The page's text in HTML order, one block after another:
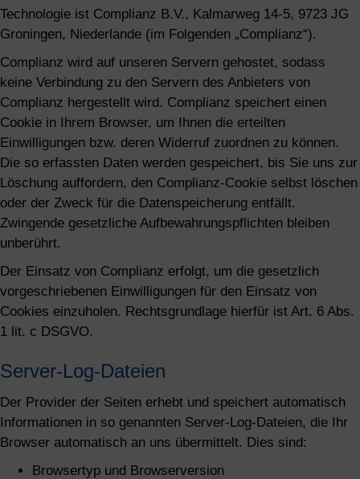
Technologie ist Complianz B.V., Kalmarweg 14-5, 9723 JG
Groningen, Niederlande (im Folgenden „Complianz“).
Complianz wird auf unseren Servern gehostet, sodass
keine Verbindung zu den Servern des Anbieters von
Complianz hergestellt wird. Complianz speichert einen
Cookie in Ihrem Browser, um Ihnen die erteilten
Einwilligungen bzw. deren Widerruf zuordnen zu können.
Die so erfassten Daten werden gespeichert, bis Sie uns zur
Löschung auffordern, den Complianz-Cookie selbst löschen
oder der Zweck für die Datenspeicherung entfällt.
Zwingende gesetzliche Aufbewahrungspflichten bleiben
unberührt.
Der Einsatz von Complianz erfolgt, um die gesetzlich
vorgeschriebenen Einwilligungen für den Einsatz von
Cookies einzuholen. Rechtsgrundlage hierfür ist Art. 6 Abs.
1 lit. c DSGVO.
Server-Log-Dateien
Der Provider der Seiten erhebt und speichert automatisch
Informationen in so genannten Server-Log-Dateien, die Ihr
Browser automatisch an uns übermittelt. Dies sind:
Browsertyp und Browserversion